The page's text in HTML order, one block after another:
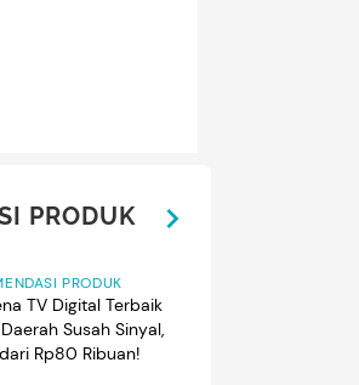
PRODUK
PRODUK
TV Digital Terbaik
Susah Sinyal,
Rp80 Ribuan!